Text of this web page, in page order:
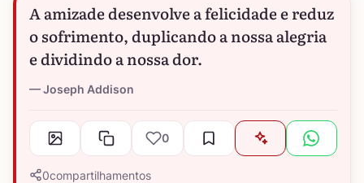
A amizade desenvolve a felicidade e reduz
o sofrimento, duplicando a nossa alegria
e dividindo a nossa dor.
Joseph Addison
0
0compartilhamentos